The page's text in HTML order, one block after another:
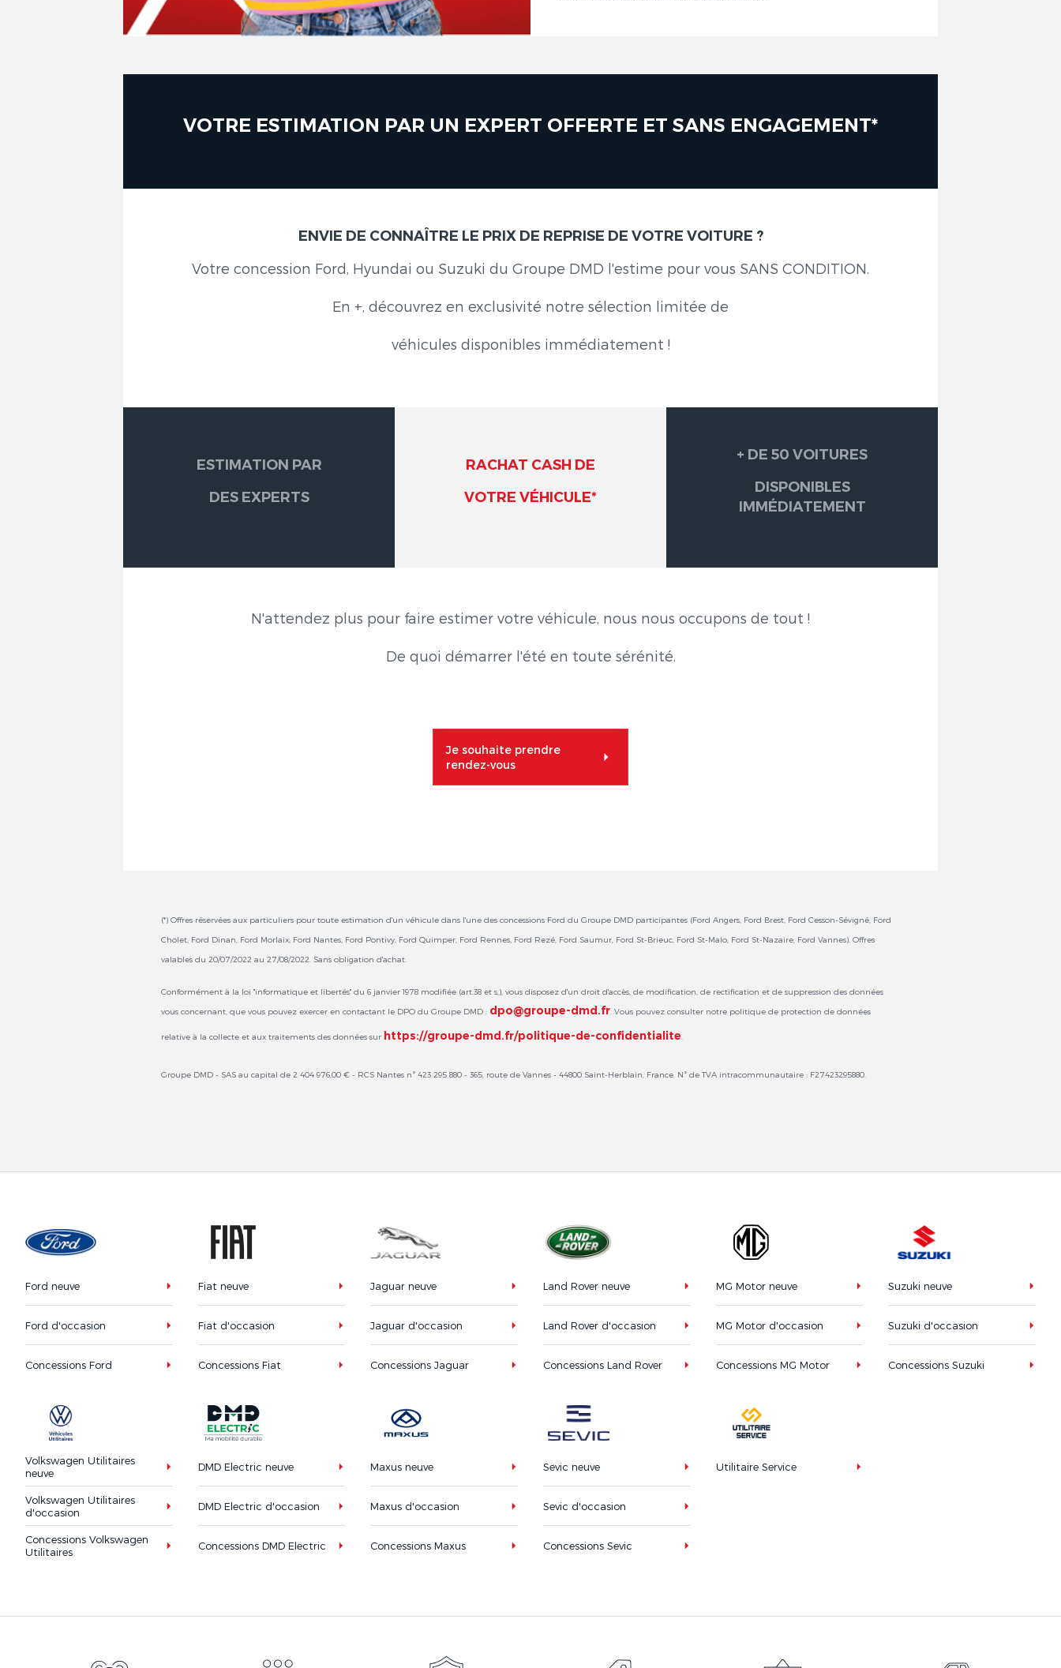
VOTRE ESTIMATION PAR UN EXPERT OFFERTE ET SANS ENGAGEMENT*
ENVIE DE CONNAÎTRE LE PRIX DE REPRISE DE VOTRE VOITURE ?
Votre concession Ford, Hyundai ou Suzuki du Groupe DMD l'estime pour vous SANS CONDITION.
En +, découvrez en exclusivité notre sélection limitée de
véhicules disponibles immédiatement !
ESTIMATION PAR
DES EXPERTS
RACHAT CASH DE
VOTRE VÉHICULE*
+ DE 50 VOITURES
DISPONIBLES
IMMÉDIATEMENT
N'attendez plus pour faire estimer votre véhicule, nous nous occupons de tout !
De quoi démarrer l'été en toute sérénité.
Je souhaite prendre
rendez-vous
(*) Offres réservées aux particuliers pour toute estimation d'un véhicule dans l'une des concessions Ford du Groupe DMD participantes (Ford Angers, Ford Brest, Ford Cesson-Sévigné, Ford
Cholet, Ford Dinan, Ford Morlaix, Ford Nantes, Ford Pontivy, Ford Quimper, Ford Rennes, Ford Rezé, Ford Saumur, Ford St-Brieuc, Ford St-Malo, Ford St-Nazaire, Ford Vannes). Offres
valables du 20/07/2022 au 27/08/2022. Sans obligation d'achat.
Conformément à la loi "informatique et libertés" du 6 janvier 1978 modifiée (art.38 et s,), vous disposez d'un droit d'accès, de modification, de rectification et de suppression des données
vous concernant, que vous pouvez exercer en contactant le DPO du Groupe DMD : dpo@groupe-dmd.fr . Vous pouvez consulter notre politique de protection de données
relative à la collecte et aux traitements des données sur https://groupe-dmd.fr/politique-de-confidentialite
Groupe DMD - SAS au capital de 2 404 976,00 € - RCS Nantes n° 423 295 880 - 365, route de Vannes - 44800 Saint-Herblain, France. N° de TVA intracommunautaire : F27423295880.
Ford neuve
Ford d'occasion
Concessions Ford
Fiat neuve
Fiat d'occasion
Concessions Fiat
Jaguar neuve
Jaguar d'occasion
Concessions Jaguar
Land Rover neuve
Land Rover d'occasion
Concessions Land Rover
MG Motor neuve
MG Motor d'occasion
Concessions MG Motor
Suzuki neuve
Suzuki d'occasion
Concessions Suzuki
Volkswagen Utilitaires
neuve
Volkswagen Utilitaires
d'occasion
Concessions Volkswagen
Utilitaires
DMD Electric neuve
DMD Electric d'occasion
Concessions DMD Electric
Maxus neuve
Maxus d'occasion
Concessions Maxus
Sevic neuve
Sevic d'occasion
Concessions Sevic
Utilitaire Service